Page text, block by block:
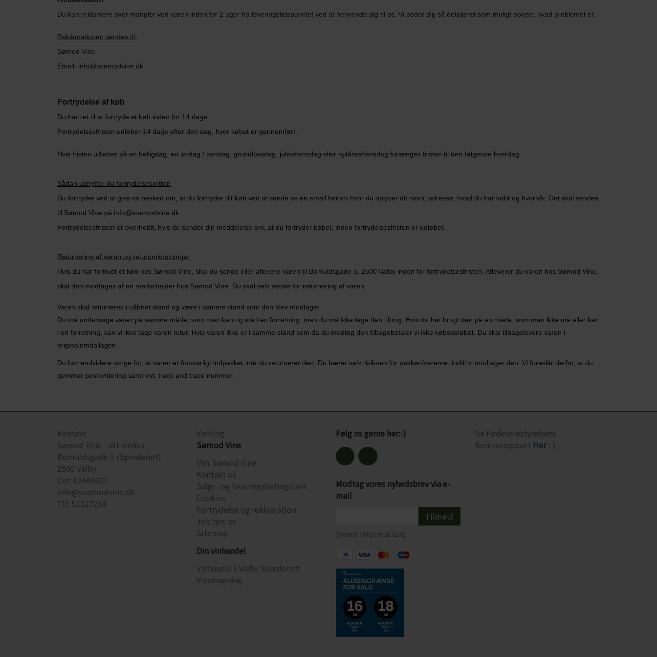
CHARDONNAY
PINOT NOIR
REFOSCO
SCHIOPPETINO
CHOKOLADE, LAKRIDS ETC
TONICS OG VAND
PÅSKE
Du kan reklamere over mangler ved varen inden for 2 uger fra leveringstidspunktet ved at henvende dig til os. Vi beder dig så detaljeret som muligt oplyse, hvad problemet er.
Reklamationen sendes til:
Sømod Vine
Email: info@soemodvine.dk
Fortrydelse af køb
Du har ret til at fortryde et køb inden for 14 dage.
Fortrydelsesfristen udløber 14 dage efter den dag, hvor købet er gennemført.
Hvis fristen udløber på en helligdag, en lørdag / søndag, grundlovsdag, juleaftensdag eller nytårsaftensdag forlænges fristen til den følgende hverdag.
Sådan udnytter du fortrydelsesretten
Du fortryder ved at give os besked om, at du fortryder dit køb ved at sende os en email herom hvor du oplyser dit navn, adresse, hvad du har købt og hvornår. Det skal sendes
til Sømod Vine på info@soemodvine.dk
Fortrydelsesfristen er overholdt, hvis du sender din meddelelse om, at du fortryder købet, inden fortrydelsesfristen er udløbet.
Returnering af varen og returomkostninger
Hvis du har fortrudt et køb hos Sømod Vine, skal du sende eller aflevere varen til Bomuldsgade 5, 2500 Valby inden for fortrydelsesfristen. Afleverer du varen hos Sømod Vine,
skal den modtages af en medarbejder hos Sømod Vine. Du skal selv betale for returnering af varen.
Varen skal returneres i uåbnet stand og være i samme stand som den blev modtaget.
Du må undersøge varen på samme måde, som man kan og må i en forretning, men du må ikke tage den i brug. Hvis du har brugt den på en måde, som man ikke må eller kan
i en forretning, kan vi ikke tage varen retur. Hvis varen ikke er i samme stand som da du modtog den tilbagebetaler vi ikke købsbeløbet. Du skal tilbagelevere varen i
originalemballagen.
Du bør endvidere sørge for, at varen er forsvarligt indpakket, når du returnerer den. Du bærer selv risikoen for pakken/varerne, indtil vi modtager den. Vi foreslår derfor, at du
gemmer postkvittering samt evt. track and trace nummer.
Kontakt
Sømod Vine - dit vinhus
Bomuldsgade 5 (Spinderiet)
2500 Valby
Cvr: 42448621
info@soemodvine.dk
Tlf: 51327234
Vinblog
Sømod Vine
Om Sømod Vine
Kontakt os
Salgs- og leveringsbetingelser
Cookies
Fortrydelse og reklamation
Job hos os
Sitemap
Din vinhandel
Vinhandel i Valby Spinderiet
Vinsmagning
Følg os gerne her:-)
Modtag vores nyhedsbrev via e-
mail
Tilmeld
(mere information)
Se Fødevarestyrelsens
Kontrolrapport Her:-)